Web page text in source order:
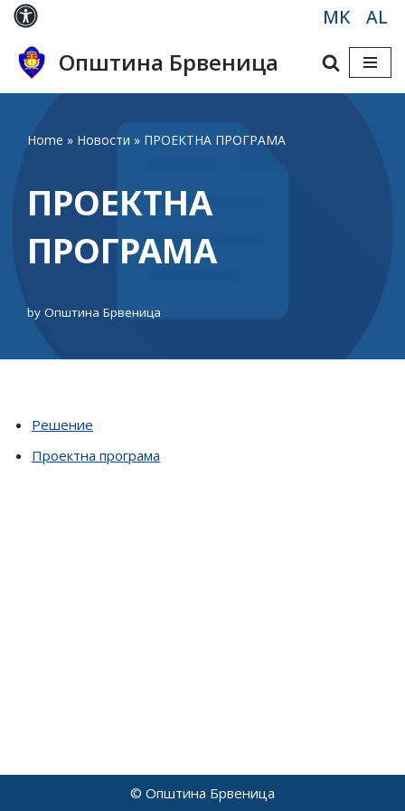
Skip
to
content
MK AL
Општина Брвеница
Home » Новости » ПРОЕКТНА ПРОГРАМА
ПРОЕКТНА
ПРОГРАМА
by Општина Брвеница
Решение
Проектна програма
© Општина Брвеница